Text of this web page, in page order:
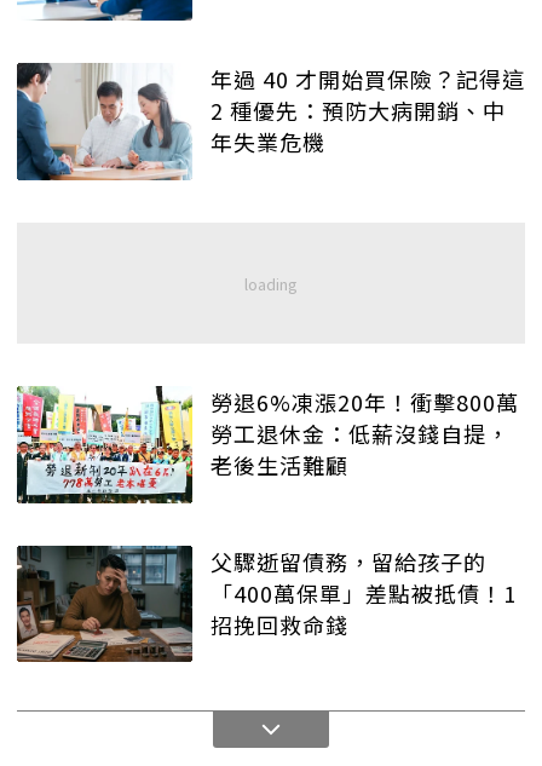
年過 40 才開始買保險？記得這
2 種優先：預防大病開銷、中
年失業危機
勞退6%凍漲20年！衝擊800萬
勞工退休金：低薪沒錢自提，
老後生活難顧
父驟逝留債務，留給孩子的
「400萬保單」差點被抵債！1
招挽回救命錢